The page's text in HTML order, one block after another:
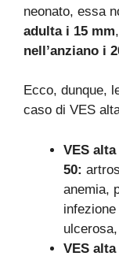
neonato, essa
adulta i 15 mm,
nell’anziano i
Ecco, dunque,
caso di VES
VES
50:
anemia,
VES